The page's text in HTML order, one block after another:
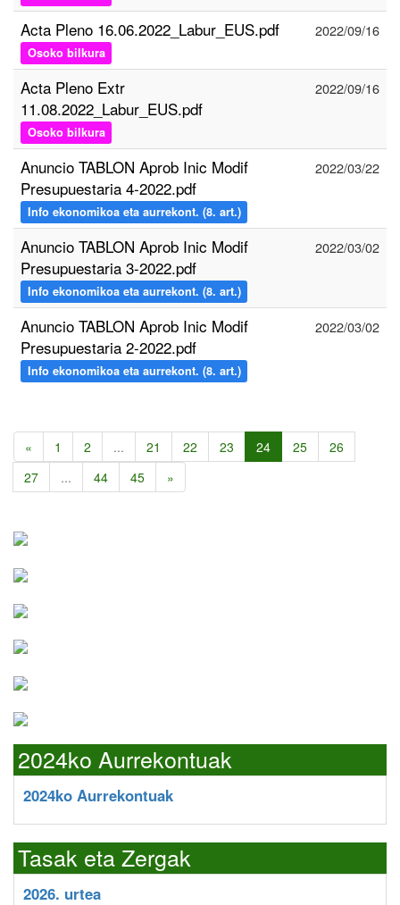
Acta Pleno 16.06.2022_Labur_EUS.pdf
Osoko bilkura
2022/09/16
Acta Pleno Extr
11.08.2022_Labur_EUS.pdf
Osoko bilkura
2022/09/16
Anuncio TABLON Aprob Inic Modif
Presupuestaria 4-2022.pdf
Info ekonomikoa eta aurrekont. (8. art.)
2022/03/22
Anuncio TABLON Aprob Inic Modif
Presupuestaria 3-2022.pdf
Info ekonomikoa eta aurrekont. (8. art.)
2022/03/02
Anuncio TABLON Aprob Inic Modif
Presupuestaria 2-2022.pdf
Info ekonomikoa eta aurrekont. (8. art.)
2022/03/02
« 1 2 ... 21 22 23 24 25
26
27
... 44 45 »
2024ko Aurrekontuak
2024ko Aurrekontuak
Tasak eta Zergak
2026. urtea